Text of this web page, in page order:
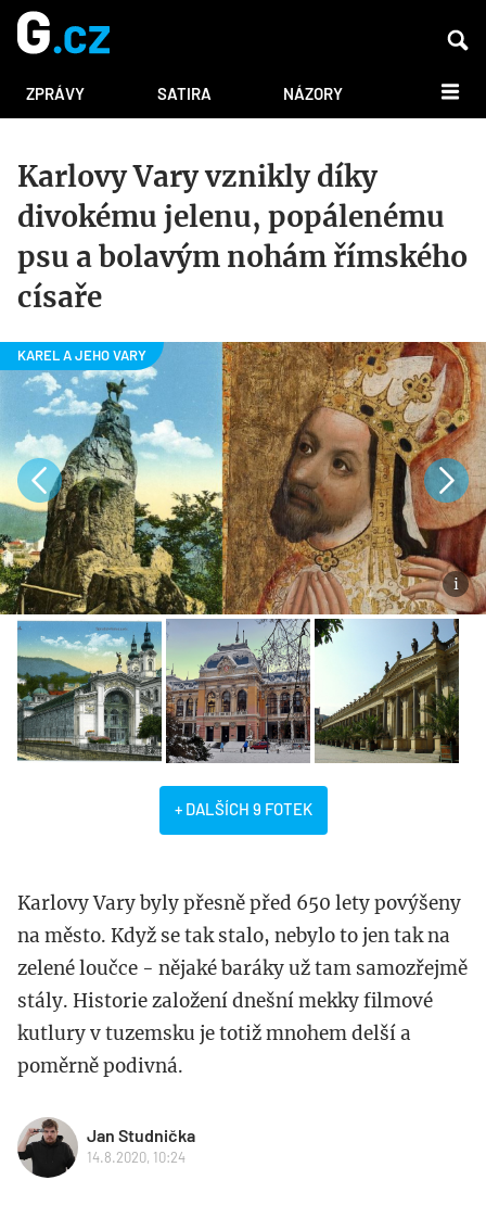
ZPRÁVY SATIRA NÁZORY DALŠÍ
Karlovy Vary vznikly díky
divokému jelenu, popálenému
psu a bolavým nohám římského
císaře
+ DALŠÍCH 9 FOTEK
Karlovy Vary byly přesně před 650 lety povýšeny
na město. Když se tak stalo, nebylo to jen tak na
zelené loučce - nějaké baráky už tam samozřejmě
stály. Historie založení dnešní mekky filmové
kutlury v tuzemsku je totiž mnohem delší a
poměrně podivná.
Jan Studnička
14.8.2020, 10:24